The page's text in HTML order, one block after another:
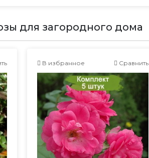
для загородного дома
В избранное Сравнить